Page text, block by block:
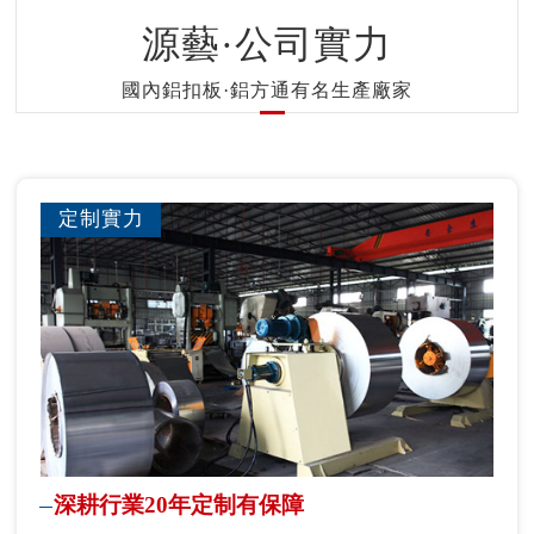
源藝·公司實力
國內鋁扣板·鋁方通有名生產廠家
定制實力
深耕行業20年定制有保障